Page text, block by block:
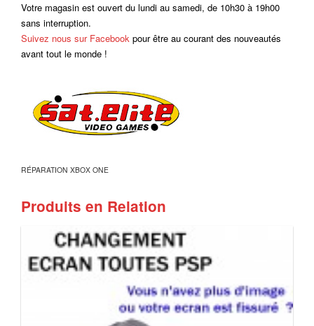
Votre magasin est ouvert du lundi au samedi, de 10h30 à 19h00
sans interruption.
Suivez nous sur Facebook pour être au courant des nouveautés
avant tout le monde !
RÉPARATION XBOX ONE
Produits en Relation